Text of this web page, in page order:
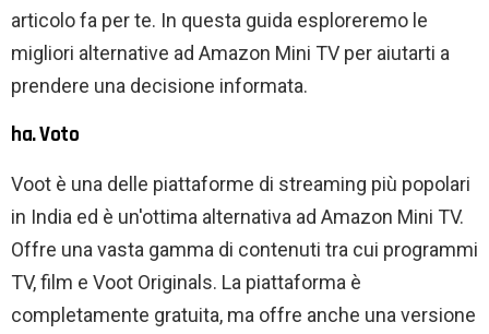
articolo fa per te. In questa guida esploreremo le
migliori alternative ad Amazon Mini TV per aiutarti a
prendere una decisione informata.
ha. Voto
Voot è una delle piattaforme di streaming più popolari
in India ed è un'ottima alternativa ad Amazon Mini TV.
Offre una vasta gamma di contenuti tra cui programmi
TV, film e Voot Originals. La piattaforma è
completamente gratuita, ma offre anche una versione